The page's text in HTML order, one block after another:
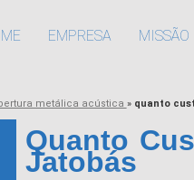
EMPRESA MISSÃO
metálica acústica » quanto
Quanto
Jatobás